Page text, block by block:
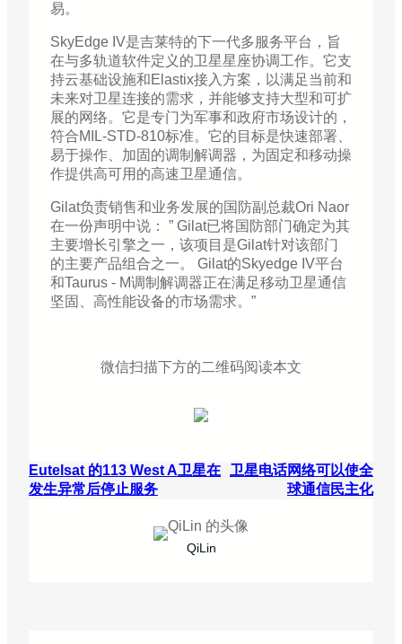
易。
SkyEdge IV是吉莱特的下一代多服务平台，旨
在与多轨道软件定义的卫星星座协调工作。它支
持云基础设施和Elastix接入方案，以满足当前和
未来对卫星连接的需求，并能够支持大型和可扩
展的网络。它是专门为军事和政府市场设计的，
符合MIL-STD-810标准。它的目标是快速部署、
易于操作、加固的调制解调器，为固定和移动操
作提供高可用的高速卫星通信。
Gilat负责销售和业务发展的国防副总裁Ori Naor
在一份声明中说： ” Gilat已将国防部门确定为其
主要增长引擎之一，该项目是Gilat针对该部门
的主要产品组合之一。 Gilat的Skyedge IV平台
和Taurus - M调制解调器正在满足移动卫星通信
坚固、高性能设备的市场需求。”
微信扫描下方的二维码阅读本文
Eutelsat 的113 West A卫星在
发生异常后停止服务
卫星电话网络可以使全
球通信民主化
QiLin